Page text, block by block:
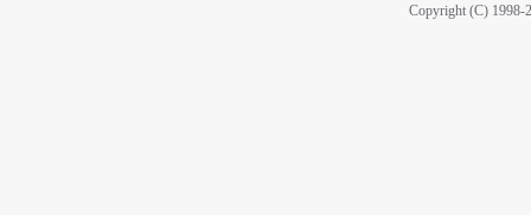
Copyright (C) 1998-